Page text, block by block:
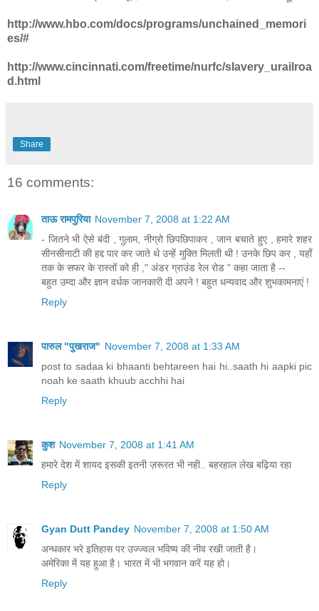
http://www.hbo.com/docs/programs/unchained_memori
es/#
http://www.cincinnati.com/freetime/nurfc/slavery_urailroa
d.html
Share
16 comments:
ताऊ रामपुरिया November 7, 2008 at 1:22 AM
- जितने भी ऐसे बंदी , गुलाम, नीग्रो छिपछिपाकर , जान बचाते हुए , हमारे शहर
सीनसीनाटी की हद्द पार कर जाते थे उन्हें मुक्ति मिलती थी ! उनके छिप कर , यहाँ
तक के सफर के रास्तों को ही ," अंडर ग्राउंड रेल रोड " कहा जाता है --
बहुत उम्दा और ज्ञान वर्धक जानकारी दी अपने ! बहुत धन्यवाद और शुभकामनाएं !
Reply
पारुल "पुखराज" November 7, 2008 at 1:33 AM
post to sadaa ki bhaanti behtareen hai hi..saath hi aapki pic
noah ke saath khuub acchhi hai
Reply
कुश November 7, 2008 at 1:41 AM
हमारे देश में शायद इसकी इतनी ज़रूरत भी नही.. बहरहाल लेख बढ़िया रहा
Reply
Gyan Dutt Pandey November 7, 2008 at 1:50 AM
अन्धकार भरे इतिहास पर उज्ज्वल भविष्य की नीव रखी जाती है।
अमेरिका में यह हुआ है। भारत में भी भगवान करें यह हो।
Reply